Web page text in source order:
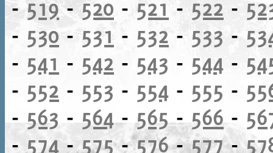
-519-520 - 521 - 522 -
- 530 - 531 - 532 - 533 -
- 541 - 542 - 543 - 544 -
- 552 - 553 - 554 - 555 -
- 563 -564-565-566-
- 574 - 575-576-577-